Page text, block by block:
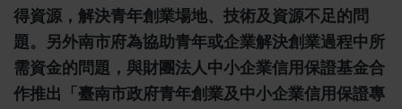
得資源，解決青年創業場地、技術及資源不足的問
題。另外南市府為協助青年或企業解決創業過程中所
需資金的問題，與財團法人中小企業信用保證基金合
作推出「臺南市政府青年創業及中小企業信用保證專